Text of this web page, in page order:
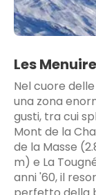
Les
Nel cuore
una zona
gusti, tra cui
Mont de la
de la Masse
m) e La
anni '60, il